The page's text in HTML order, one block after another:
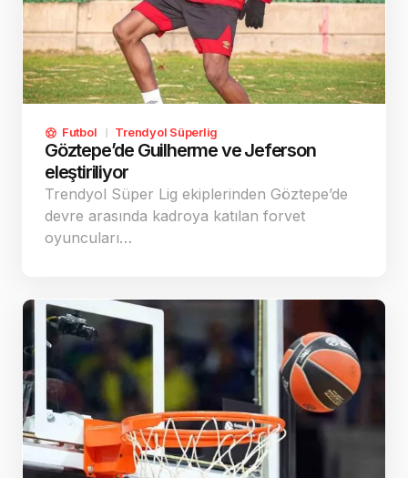
Futbol Trendyol Süperlig
Göztepe’de Guilherme ve Jeferson
eleştiriliyor
Trendyol Süper Lig ekiplerinden Göztepe’de
devre arasında kadroya katılan forvet
oyuncuları…